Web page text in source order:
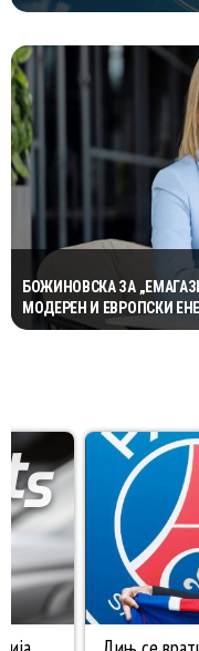
ЉУБОВНА ЕНЕРГИЈА
БОЖИНОВСКА ЗА
МОДЕРЕН И ЕВРОПСКИ